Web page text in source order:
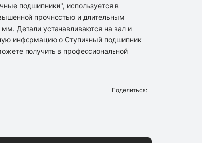
подшипники", используется в
прочностью и длительным
Детали устанавливаются на вал и
информацию о Ступичный подшипник
получить в профессиональной
Поделиться: